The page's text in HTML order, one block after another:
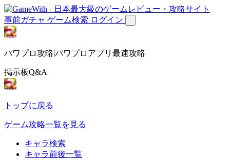
事前ガチャ ゲーム検索 ログイン
パワプロ攻略|パワプロアプリ最速攻略
掲示板Q&A
トップに戻る
ゲーム攻略一覧を見る
キャラ検索
キャラ前後一覧